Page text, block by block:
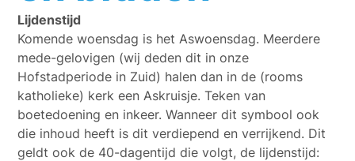
Lijdenstijd
Komende woensdag is het Aswoensdag. Meerdere
mede-gelovigen (wij deden dit in onze
Hofstadperiode in Zuid) halen dan in de (rooms
katholieke) kerk een Askruisje. Teken van
boetedoening en inkeer. Wanneer dit symbool ook
die inhoud heeft is dit verdiepend en verrijkend. Dit
geldt ook de 40-dagentijd die volgt, de lijdenstijd: